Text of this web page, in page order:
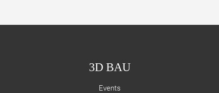
3D BAU
Events